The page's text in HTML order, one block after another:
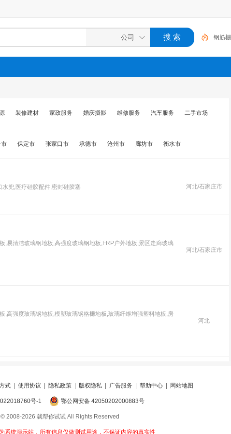
钢筋棚
装修建材 家政服务 婚庆摄影 维修服务 汽车服务
二手市场
保定市 张家口市 承德市 沧州市 廊坊市 衡水市
兜,医疗硅胶配件,密封硅胶塞 河北/石家庄市
,易清洁玻璃钢地板,高强度玻璃钢地板,FRP户外地板,景区走廊玻璃
河北/石家庄市
,高强度玻璃钢地板,模塑玻璃钢格栅地板,玻璃纤维增强塑料地板,房
河北
式 使用协议 隐私政策 版权隐私 广告服务 帮助中心 网站地图
号-1 鄂公网安备 42050202000883号
© 2008-2026 就帮你试试 All Rights Reserved
系统演示站，所有信息仅做测试用途，不保证内容的真实性